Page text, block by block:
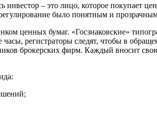
инвестор – это лицо, которое
было понятным и
ценных бумаг. «Госзнаковские»
регистраторы следят, чтобы в
брокерских фирм. Каждый вносит